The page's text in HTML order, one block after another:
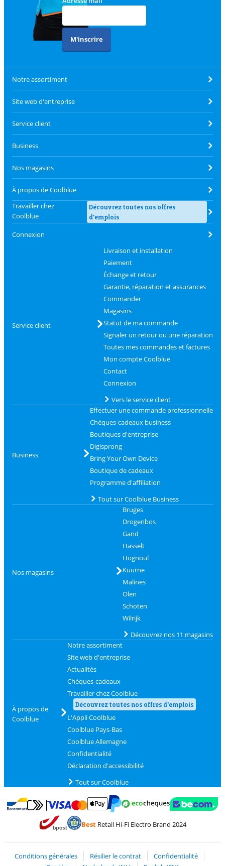
M'inscrire
Notre assortiment
Site web d'entreprise
Service client
Business
Nos magasins
À propos de Coolblue
Travailler chez
Coolblue
Découvrez toutes nos offres
d'emplois
Connexion
Service client
Livraison et installation
Paiement
Échange et retour
Garantie, réparation et assurances
Commander
Magasins
Statut de ma commande
Signaler un retour ou une réparation
Toutes mes commandes et factures
Mon compte Coolblue
Contact
Connexion
Vers le service client
Business
Effectuer une commande professionnelle
Chèques-cadeaux business
Boutiques d'entreprise
Digisprong
Bring Your Own Device
Boutique de cadeaux
Programme d'affiliation
Tout sur Coolblue Business
Nos magasins
Bruges
Drogenbos
Gand
Hasselt
Hognoul
Kuurne
Malines
Olen
Schoten
Wilrijk
Découvrez nos 11 magasins
À propos de
Coolblue
Notre assortiment
Site web d'entreprise
Actualités
Chèques-cadeaux
Travailler chez Coolblue
Découvrez toutes nos offres d'emplois
L'Appli Coolblue
Coolblue Pays-Bas
Coolblue Allemagne
Confidentialité
Déclaration d'accessibilité
Tout sur Coolblue
Payer avec Bancontact
Payer avec MasterCard et Visa via ClickToPay
BestRetail Hi-Fi Electro Brand 2024
Conditions générales Résilier le contrat
Confidentialité